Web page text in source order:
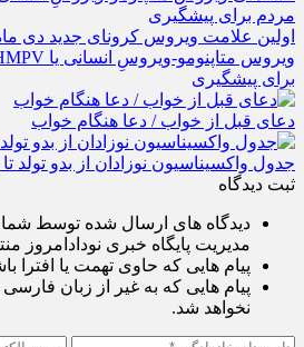
برای پیشگیری
دعای قبل از خواب / دعا هنگام خواب
جدول واکسیناسیون نوزادان از بدو تولد
ثبت دیدگاه
دیدگاه های ارسال شده توسط
مدیریت پایگاه خبری نودادامروز
پیام هایی که حاوی تهمت یا افترا
پیام هایی که به غیر از زبان
نخواهد شد.